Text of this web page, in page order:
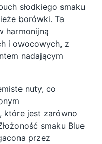
słodkiego smaku
borówki. Ta
harmonijną
i owocowych, z
nadającym
nuty, co
które jest zarówno
smaku Blue
przez